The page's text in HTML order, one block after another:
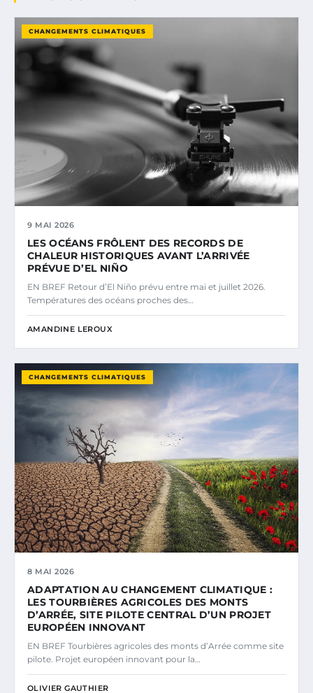
CHANGEMENTS CLIMATIQUES
9 MAI 2026
LES OCÉANS FRÔLENT DES RECORDS DE
CHALEUR HISTORIQUES AVANT L’ARRIVÉE
PRÉVUE D’EL NIÑO
EN BREF Retour d’El Niño prévu entre mai et juillet 2026.
Températures des océans proches des…
AMANDINE LEROUX
CHANGEMENTS CLIMATIQUES
8 MAI 2026
ADAPTATION AU CHANGEMENT CLIMATIQUE :
LES TOURBIÈRES AGRICOLES DES MONTS
D’ARRÉE, SITE PILOTE CENTRAL D’UN PROJET
EUROPÉEN INNOVANT
EN BREF Tourbières agricoles des monts d’Arrée comme site
pilote. Projet européen innovant pour la…
OLIVIER GAUTHIER